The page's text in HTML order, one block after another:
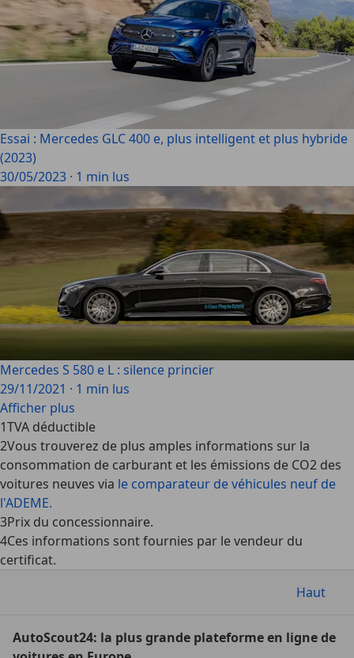
Essai : Mercedes GLC 400 e, plus intelligent et plus hybride
(2023)
30/05/2023 · 1 min lus
Mercedes S 580 e L : silence princier
29/11/2021 · 1 min lus
Afficher plus
1TVA déductible
2Vous trouverez de plus amples informations sur la
consommation de carburant et les émissions de CO2 des
voitures neuves via le comparateur de véhicules neuf de
l'ADEME.
3Prix du concessionnaire.
4Ces informations sont fournies par le vendeur du
certificat.
Haut
AutoScout24: la plus grande plateforme en ligne de